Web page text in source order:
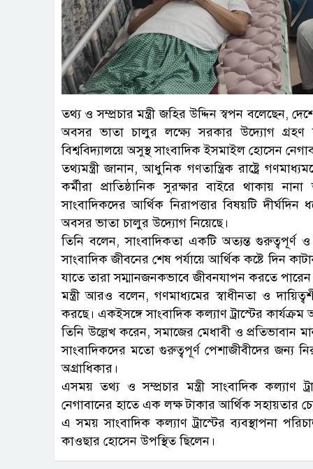
তথ্য ও সম্প্রচার মন্ত্রী জহির উদ্দিন স্বপন বলেছেন,
অবসর ভাতা চালুর লক্ষ্যে সরকার উদ্যোগ গ্রহণ
বিশ্ববিদ্যালয়ে অসুস্থ সাংবাদিক ইসমাইল হোসেন
তথ্যমন্ত্রী জানান, আধুনিক গণতান্ত্রিক রাষ্ট্রে
কর্মীরা প্রাতিষ্ঠানিক সুরক্ষার বাইরে থাকায়
সাংবাদিকদের আর্থিক নিরাপত্তার বিষয়টি
অবসর ভাতা চালুর উদ্যোগ নিয়েছে।
তিনি বলেন, সাংবাদিকতা একটি অত্যন্ত গুরুত্বপূর্ণ
সাংবাদিক জীবনের শেষ পর্যায়ে আর্থিক কষ্টে দিন
যাতে তারা সম্মানজনকভাবে জীবনযাপন করতে
মন্ত্রী আরও বলেন, গণমাধ্যমের স্বাধীনতা ও
করছে। একইসঙ্গে সাংবাদিক কল্যাণ ট্রাস্টের
তিনি উল্লেখ করেন, সমাজের মেধাবী ও প্রতিভাবান
সাংবাদিকদের মতো গুরুত্বপূর্ণ পেশাজীবীদের জন্য
অগ্রাধিকার।
এসময় তথ্য ও সম্প্রচার মন্ত্রী সাংবাদিক কল্যাণ
নেগাবানের হাতে এক লক্ষ টাকার আর্থিক সহায়তার
এ সময় সাংবাদিক কল্যাণ ট্রাস্টের ব্যবস্থাপনা
কাওছার হোসেন উপস্থিত ছিলেন।